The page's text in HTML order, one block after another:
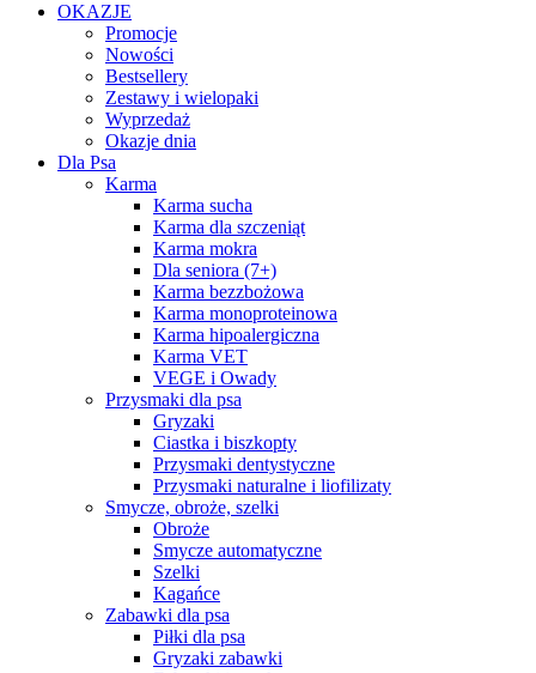
OKAZJE
Promocje
Nowości
Bestsellery
Zestawy i wielopaki
Wyprzedaż
Okazje dnia
Dla Psa
Karma
Karma sucha
Karma dla szczeniąt
Karma mokra
Dla seniora (7+)
Karma bezzbożowa
Karma monoproteinowa
Karma hipoalergiczna
Karma VET
VEGE i Owady
Przysmaki dla psa
Gryzaki
Ciastka i biszkopty
Przysmaki dentystyczne
Przysmaki naturalne i liofilizaty
Smycze, obroże, szelki
Obroże
Smycze automatyczne
Szelki
Kagańce
Zabawki dla psa
Piłki dla psa
Gryzaki zabawki